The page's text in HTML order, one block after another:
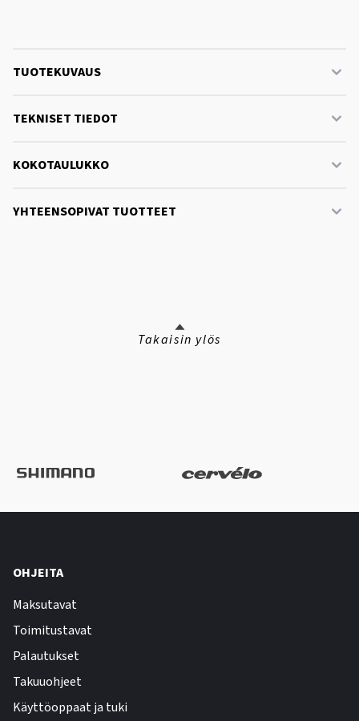
TUOTEKUVAUS
TEKNISET TIEDOT
KOKOTAULUKKO
YHTEENSOPIVAT TUOTTEET
Takaisin ylös
OHJEITA
Maksutavat
Toimitustavat
Palautukset
Takuuohjeet
Käyttöoppaat ja tuki